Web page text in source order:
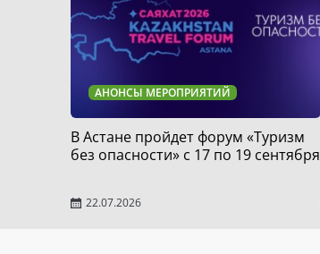
АНОНСЫ МЕРОПРИЯТИЙ
В Астане пройдет форум «Туризм
без опасности» с 17 по 19 сентября
22.07.2026